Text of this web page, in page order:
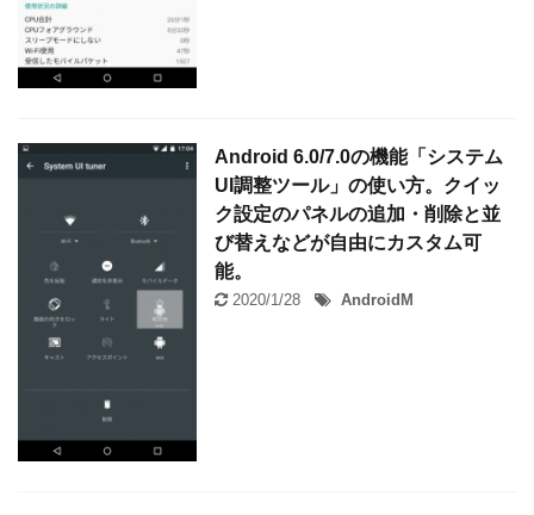
Android 6.0/7.0の機能「システム
UI調整ツール」の使い方。クイッ
ク設定のパネルの追加・削除と並
び替えなどが自由にカスタム可
能。
2020/1/28 AndroidM